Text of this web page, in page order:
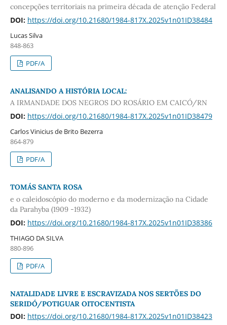
concepções territoriais na primeira década de atenção Federal
DOI: https://doi.org/10.21680/1984-817X.2025v1n01ID38484
Lucas Silva
848-863
PDF/A
ANALISANDO A HISTÓRIA LOCAL:
A IRMANDADE DOS NEGROS DO ROSÁRIO EM CAICÓ/RN
DOI: https://doi.org/10.21680/1984-817X.2025v1n01ID38479
Carlos Vinicius de Brito Bezerra
864-879
PDF/A
TOMÁS SANTA ROSA
e o caleidoscópio do moderno e da modernização na Cidade
da Parahyba (1909 -1932)
DOI: https://doi.org/10.21680/1984-817X.2025v1n01ID38386
THIAGO DA SILVA
880-896
PDF/A
NATALIDADE LIVRE E ESCRAVIZADA NOS SERTÕES DO
SERIDÓ/POTIGUAR OITOCENTISTA
DOI: https://doi.org/10.21680/1984-817X.2025v1n01ID38423